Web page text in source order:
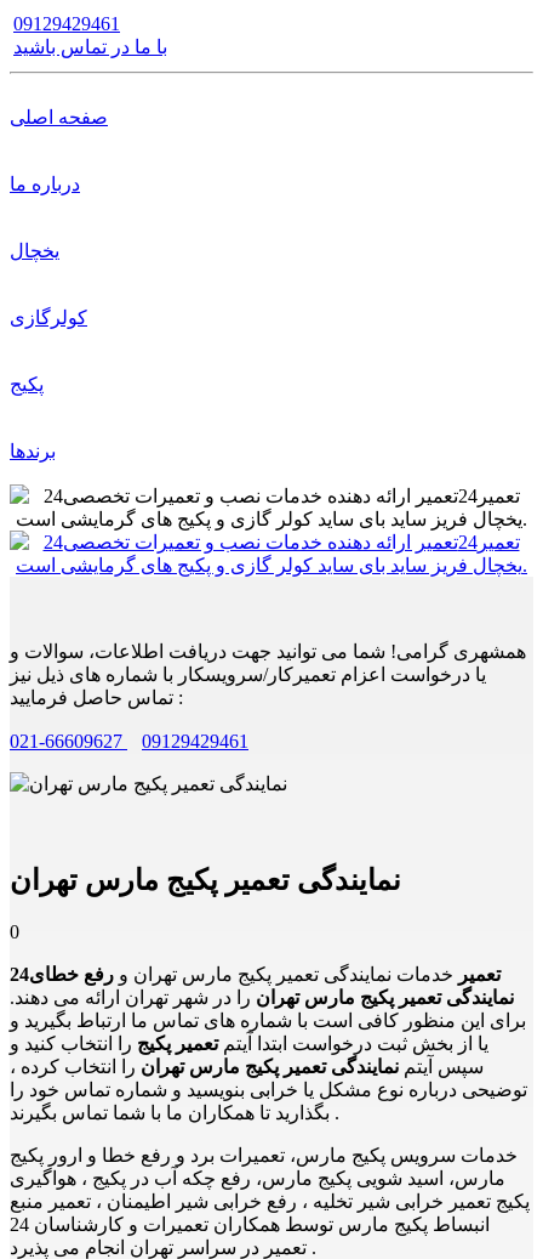
09129429461
با ما در تماس باشید
صفحه اصلی
درباره ما
یخچال
کولرگازی
پکیج
برندها
همشهری گرامی! شما می توانید جهت دریافت اطلاعات، سوالات و
یا درخواست اعزام تعمیرکار/سرویسکار با شماره های ذیل نیز
تماس حاصل فرمایید :
021-66609627 09129429461
نمایندگی تعمیر پکیج مارس تهران
0
24تعمیر خدمات نمایندگی تعمیر پکیج مارس تهران و رفع خطای
نمایندگی تعمیر پکیج مارس تهران را در شهر تهران ارائه می دهند.
برای این منظور کافی است با شماره های تماس ما ارتباط بگیرید و
یا از بخش ثبت درخواست ابتدا آیتمتعمیر پکیج را انتخاب کنید و
سپس آیتم نمایندگی تعمیر پکیج مارس تهران را انتخاب کرده ،
توضیحی درباره نوع مشکل یا خرابی بنویسید و شماره تماس خود را
بگذارید تا همکاران ما با شما تماس بگیرند .
خدمات سرویس پکیج مارس، تعمیرات برد و رفع خطا و ارور پکیج
مارس، اسید شویی پکیج مارس، رفع چکه آب در پکیج ، هواگیری
پکیج تعمیر خرابی شیر تخلیه ، رفع خرابی شیر اطیمنان ، تعمیر منبع
انبساط پکیج مارس توسط همکاران تعمیرات و کارشناسان 24
تعمیر در سراسر تهران انجام می پذیرد .